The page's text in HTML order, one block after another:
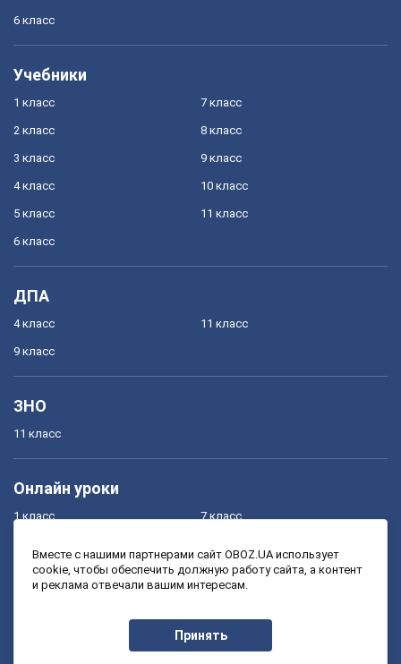
6 класс
Учебники
1 класс
2 класс
3 класс
4 класс
5 класс
6 класс
7 класс
8 класс
9 класс
10 класс
11 класс
ДПА
4 класс
9 класс
11 класс
ЗНО
11 класс
Онлайн уроки
1 класс
3 класс
7 класс
9 класс
Вместе с нашими партнерами сайт OBOZ.UA использует
cookie, чтобы обеспечить должную работу сайта, а контент
и реклама отвечали вашим интересам.
Принять